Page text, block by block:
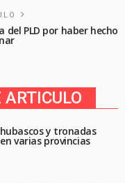
PLD por haber hecho
y tronadas
varias provincias